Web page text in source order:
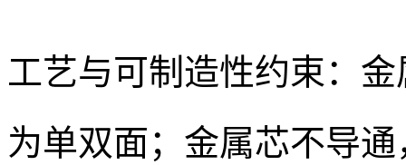
工艺与可制造性约束：
为单双面；金属芯不导